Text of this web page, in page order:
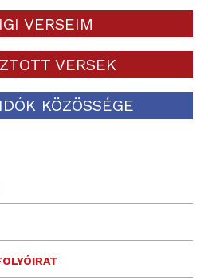
VERSEIM
VERSEK
KÖZÖSSÉGE